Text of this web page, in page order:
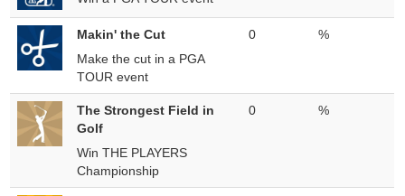
Makin' the Cut
Make the cut in a PGA
TOUR event
0 %
The Strongest Field in
Golf
Win THE PLAYERS
Championship
0 %